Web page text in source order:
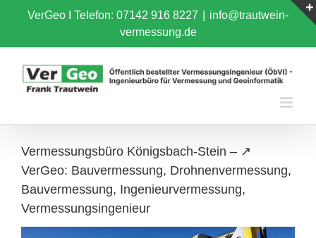
content
VerGeo I Telefon: 07142 916 8227
info@trautwein-
vermessung.de
Vermessungsbüro Königsbach-Stein – ↗️
VerGeo: Bauvermessung, Drohnenvermessung,
Bauvermessung, Ingenieurvermessung,
Vermessungsingenieur